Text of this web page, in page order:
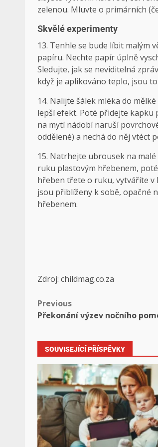
zelenou. Mluvte o primárních
Skvělé experimenty
13. Tenhle se bude líbit malým
papíru. Nechte papír úplně
Sledujte, jak se neviditelná
když je aplikováno teplo, jsou
14. Nalijte šálek mléka do
lepší efekt. Poté přidejte kapku
na mytí nádobí naruší
oddělené) a nechá do něj vtéct
15. Natrhejte ubrousek na
ruku plastovým hřebenem,
hřeben třete o ruku, vytváříte v
jsou přiblíženy k sobě, opačné
hřebenem.
Zdroj: childmag.co.za
Previous
Překonání výzev nočního
SOUVISEJÍCÍ PŘÍSPĚVKY